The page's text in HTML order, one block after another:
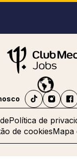
Política de
de cookiesMapa